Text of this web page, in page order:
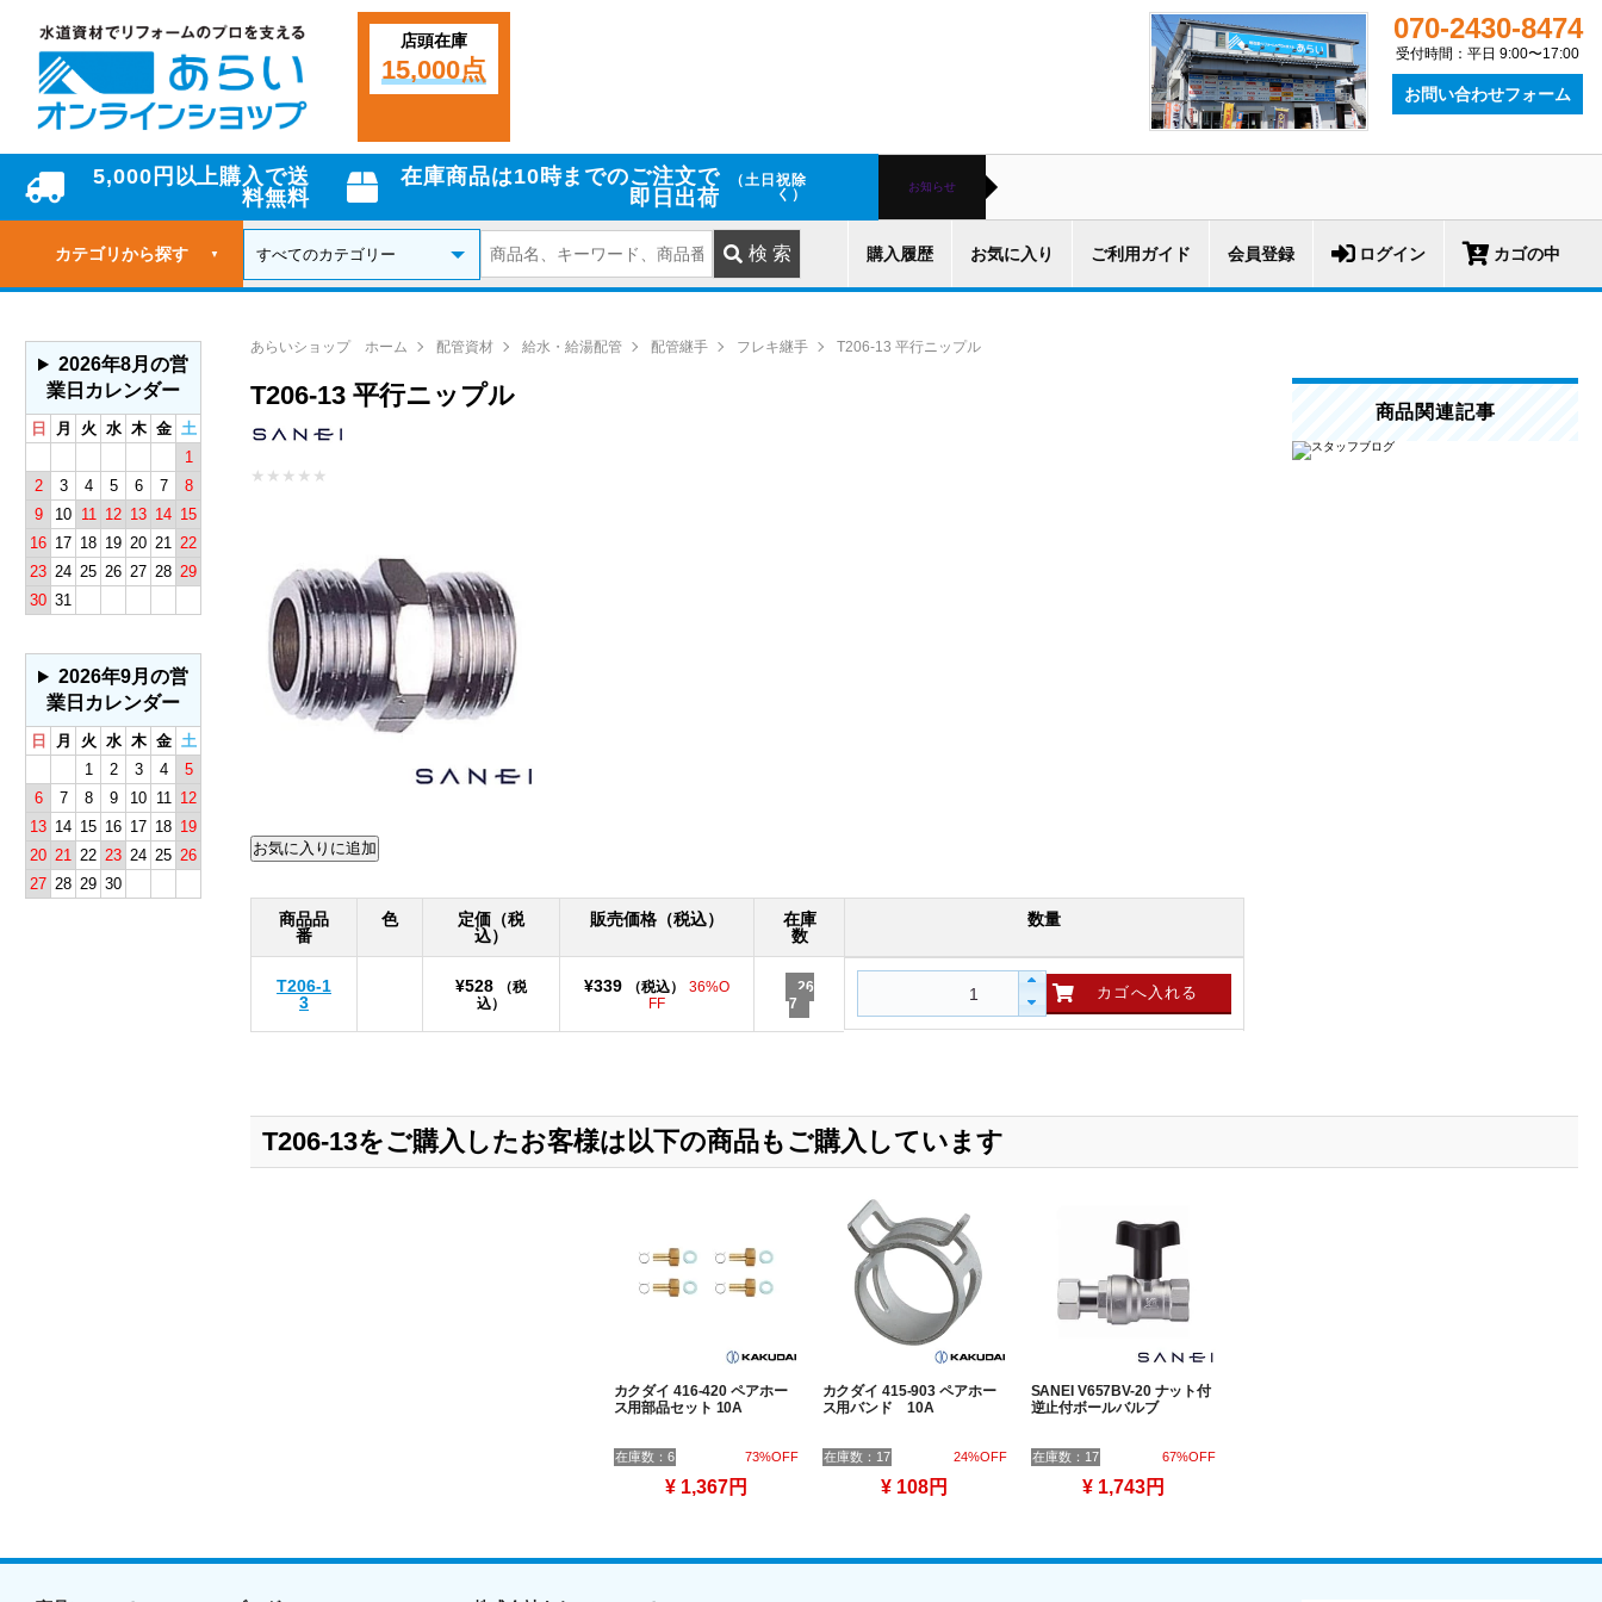
店頭在庫
15,000点
070-2430-8474
受付時間：平日 9:00〜17:00
お問い合わせフォーム
5,000円以上購入で送
料無料
在庫商品は10時までのご注文で
即日出荷
（土日祝除
く）
お知らせ
カテゴリから探す ▼ 購入履歴 お気に入り ご利用ガイド 会員登録 ログイン カゴの中
あらいショップ ホーム 配管資材 給水・給湯配管 配管継手 フレキ継手 T206-13 平行ニップル
T206-13 平行ニップル
★ ★ ★ ★ ★
商品品
番
色
定価（税
込）
販売価格（税込）
在庫
数
数量
T206-1
3
¥528
（税
込）
¥339 （税込）
36%O
FF
26
7
商品関連記事
T206-13をご購入したお客様は以下の商品もご購入しています
カクダイ 416-420 ペアホー
ス用部品セット 10A
在庫数：6 73%OFF
¥ 1,367円
カクダイ 415-903 ペアホー
ス用バンド 10A
在庫数：17 24%OFF
¥ 108円
SANEI V657BV-20 ナット付
逆止付ボールバルブ
在庫数：17 67%OFF
¥ 1,743円
2026年8月の営
業日カレンダー
日 月 火 水 木 金 土
1
2
3 4 5 6 7
8
9
10 11 12 13 14 15
16 17 18 19 20 21 22
23 24 25 26 27 28 29
30 31
2026年9月の営
業日カレンダー
日 月 火 水 木 金 土
1
2 3 4
5
6
7 8 9 10 11 12
13 14 15 16 17 18 19
20 21 22 23 24 25 26
27 28 29 30